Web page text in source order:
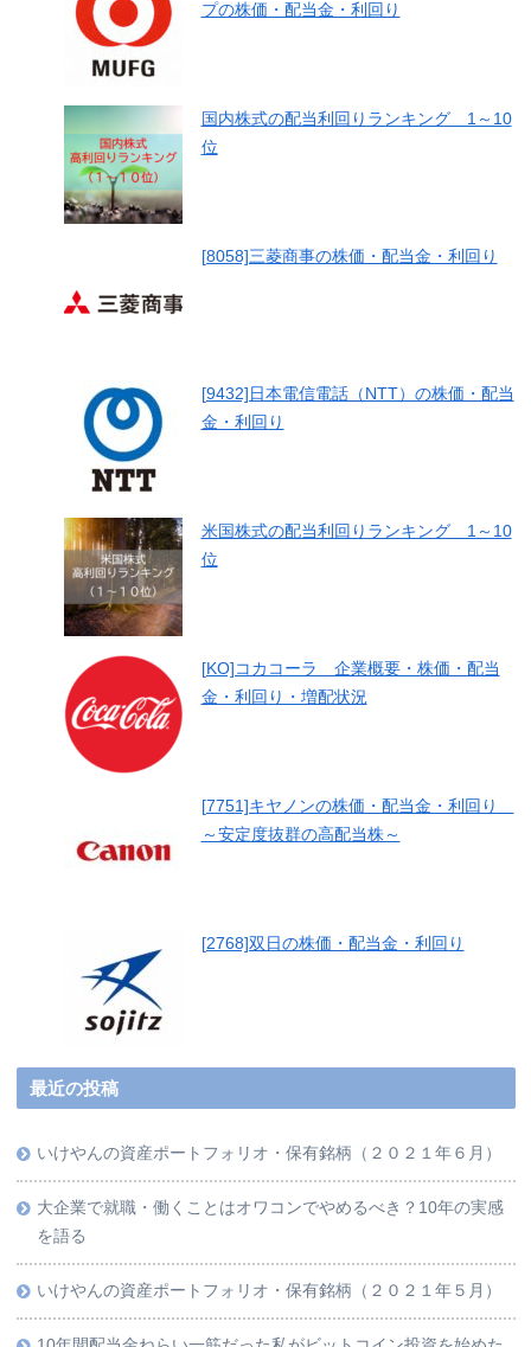
プの株価・配当金・利回り
国内株式の配当利回りランキング 1～10
位
[8058]三菱商事の株価・配当金・利回り
[9432]日本電信電話（NTT）の株価・配当
金・利回り
米国株式の配当利回りランキング 1～10
位
[KO]コカコーラ 企業概要・株価・配当
金・利回り・増配状況
[7751]キヤノンの株価・配当金・利回り
～安定度抜群の高配当株～
[2768]双日の株価・配当金・利回り
最近の投稿
いけやんの資産ポートフォリオ・保有銘柄（２０２１年６月）
大企業で就職・働くことはオワコンでやめるべき？10年の実感
を語る
いけやんの資産ポートフォリオ・保有銘柄（２０２１年５月）